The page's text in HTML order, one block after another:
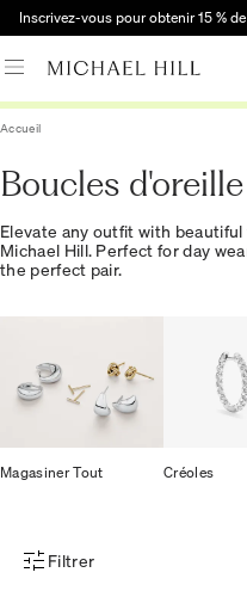
Inscrivez-vous pour obtenir 15 %
Accueil
Boucles
Elevate any outfit with
Michael Hill. Perfect for day
the perfect pair.
Magasiner Tout Créoles
Menu des filtres d'articles
Filtrer